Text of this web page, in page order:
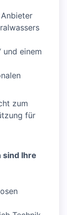
und einem
zum
für
Ihre